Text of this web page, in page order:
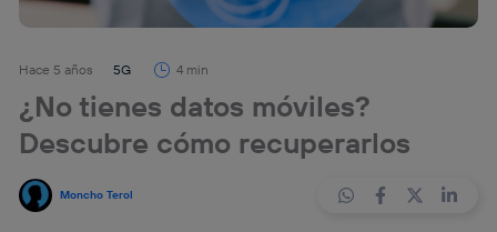
Hace 5 años 5G 4 min
¿No tienes datos móviles?
Descubre cómo recuperarlos
Moncho Terol